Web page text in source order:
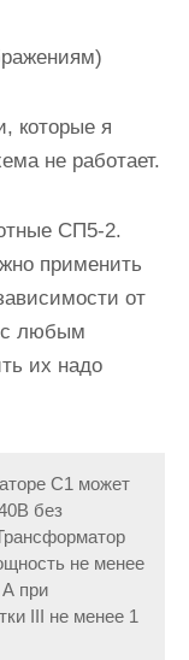
которые я
не работает.
СП5-2.
применить
от
с любым
их надо
C1 может
без
не менее
А при
III не менее 1